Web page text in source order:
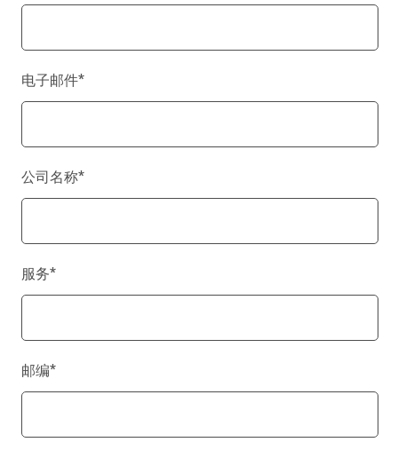
电子邮件*
公司名称*
服务*
邮编*